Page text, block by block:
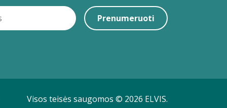
Prenumeruoti
Visos teisės saugomos © 2026 ELVIS.